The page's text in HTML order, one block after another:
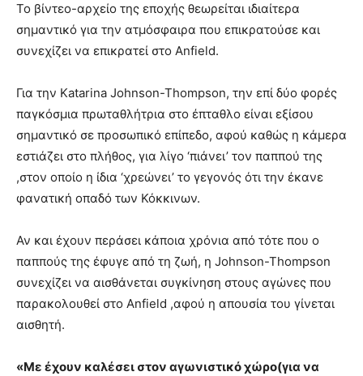
Το βίντεο-αρχείο της εποχής θεωρείται ιδιαίτερα
σημαντικό για την ατμόσφαιρα που επικρατούσε και
συνεχίζει να επικρατεί στο Anfield.
Για την Katarina Johnson-Thompson, την επί δύο φορές
παγκόσμια πρωταθλήτρια στο έπταθλο είναι εξίσου
σημαντικό σε προσωπικό επίπεδο, αφού καθώς η κάμερα
εστιάζει στο πλήθος, για λίγο ‘πιάνει’ τον παππού της
,στον οποίο η ίδια ‘χρεώνει’ το γεγονός ότι την έκανε
φανατική οπαδό των Κόκκινων.
Αν και έχουν περάσει κάποια χρόνια από τότε που ο
παππούς της έφυγε από τη ζωή, η Johnson-Thompson
συνεχίζει να αισθάνεται συγκίνηση στους αγώνες που
παρακολουθεί στο Anfield ,αφού η απουσία του γίνεται
αισθητή.
«Με έχουν καλέσει στον αγωνιστικό χώρο(για να